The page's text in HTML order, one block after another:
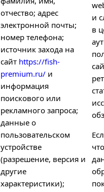
отчество; адрес
электронной почты;
номер телефона;
источник захода на
сайт https://fish-
premium.ru/ и
информация
поискового или
рекламного запроса;
данные о
пользовательском
устройстве
(разрешение, версия и
другие
характеристики);
и
в